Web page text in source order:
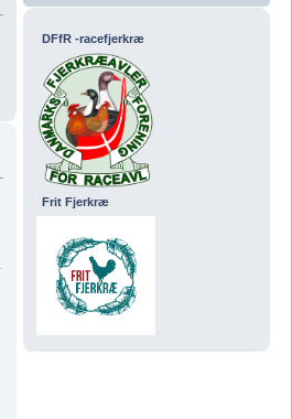
DFfR -racefjerkræ
Frit Fjerkræ